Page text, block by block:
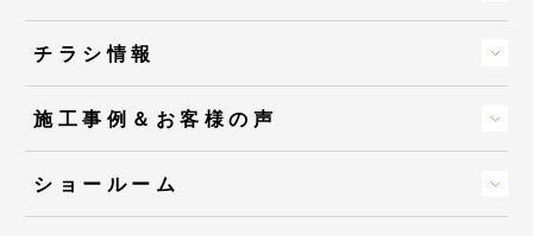
チラシ情報
施工事例＆お客様の声
ショールーム